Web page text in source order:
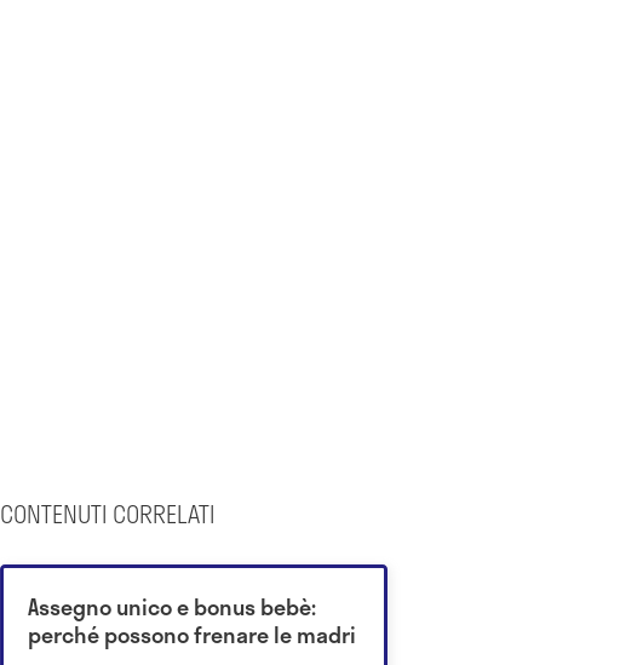
CONTENUTI CORRELATI
Assegno unico e bonus bebè:
perché possono frenare le madri